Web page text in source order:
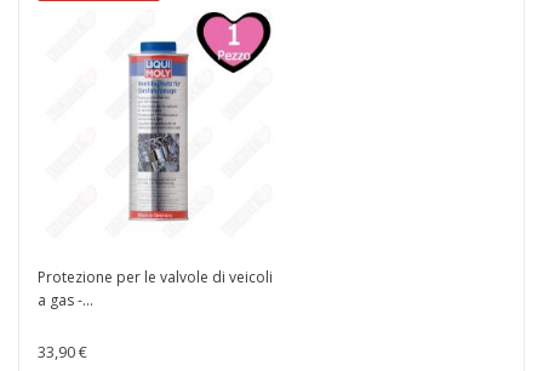
Protezione per le valvole di veicoli
a gas -...
33,90 €